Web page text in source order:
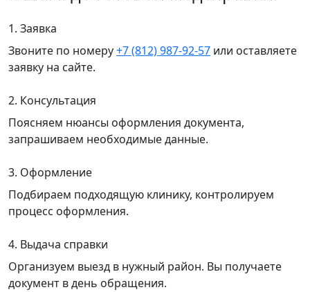
1. Заявка
Звоните по номеру+7 (812) 987-92-57 или оставляете
заявку на сайте.
2. Консультация
Поясняем нюансы оформления документа,
запрашиваем необходимые данные.
3. Оформление
Подбираем подходящую клинику, контролируем
процесс оформления.
4. Выдача справки
Организуем выезд в нужный район. Вы получаете
документ в день обращения.